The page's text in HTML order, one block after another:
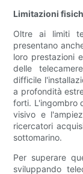
Limitazioni
Oltre ai limiti
presentano
loro prestazioni
delle
difficile
a profondità
forti. L'ingombro
visivo e
ricercatori
sottomarino.
Per superare
sviluppando